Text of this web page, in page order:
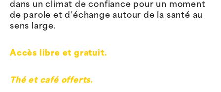
dans un climat de confiance pour un moment
de parole et d’échange autour de la santé au
sens large.
Accès libre et gratuit.
Thé et café offerts.